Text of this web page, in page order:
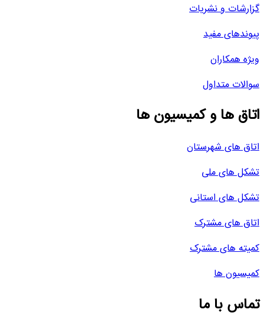
گزارشات و نشریات
پیوندهای مفید
ویژه همکاران
سوالات متداول
اتاق ها و کمیسیون ها
اتاق های شهرستان
تشکل های ملی
تشکل های استانی
اتاق های مشترک
کمیته های مشترک
کمیسیون ها
تماس با ما